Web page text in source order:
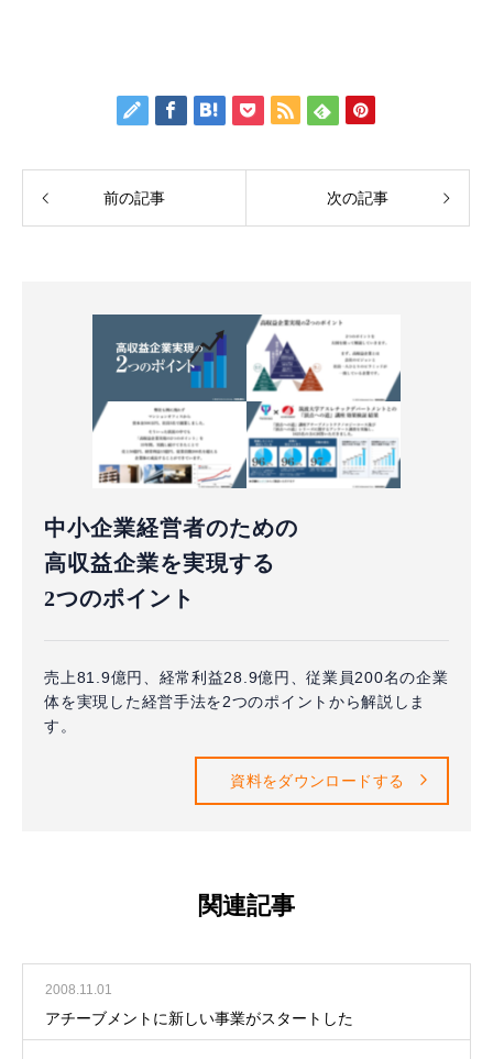
前の記事 次の記事
中小企業経営者のための
高収益企業を実現する
2つのポイント
売上81.9億円、経常利益28.9億円、従業員200名の企業
体を実現した経営手法を2つのポイントから解説しま
す。
資料をダウンロードする
関連記事
2008.11.01
アチーブメントに新しい事業がスタートした